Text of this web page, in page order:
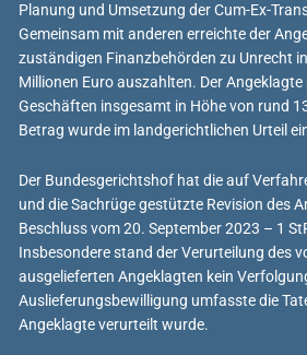
Planung und Umsetzung der Cum-Ex-
Gemeinsam mit anderen erreichte der
zuständigen Finanzbehörden zu Unrecht
Millionen Euro auszahlten. Der
Geschäften insgesamt in Höhe von rund
Betrag wurde im landgerichtlichen Urteil
Der Bundesgerichtshof hat die auf
und die Sachrüge gestützte Revision des
Beschluss vom 20. September 2023 – 1
Insbesondere stand der Verurteilung des
ausgelieferten Angeklagten kein
Auslieferungsbewilligung umfasste die
Angeklagte verurteilt wurde.